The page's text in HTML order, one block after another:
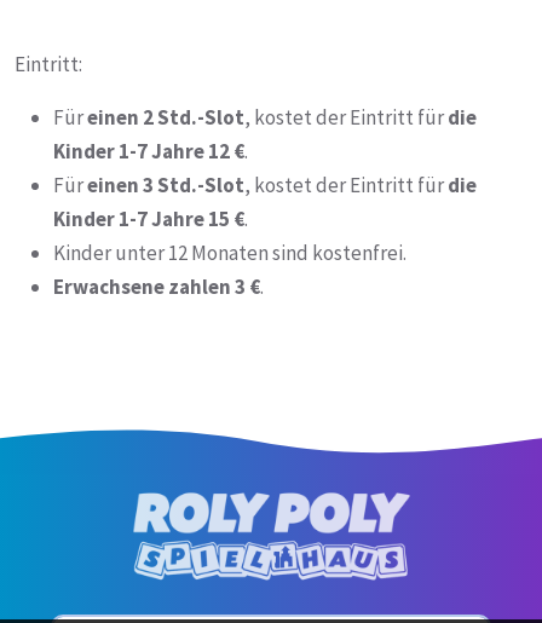
Eintritt:
Füreinen 2 Std.-Slot, kostet der Eintritt fürdie
Kinder 1-7 Jahre 12 €.
Füreinen 3 Std.-Slot, kostet der Eintritt fürdie
Kinder 1-7 Jahre 15 €.
Kinder unter 12 Monaten sind kostenfrei.
Erwachsene zahlen 3 €.